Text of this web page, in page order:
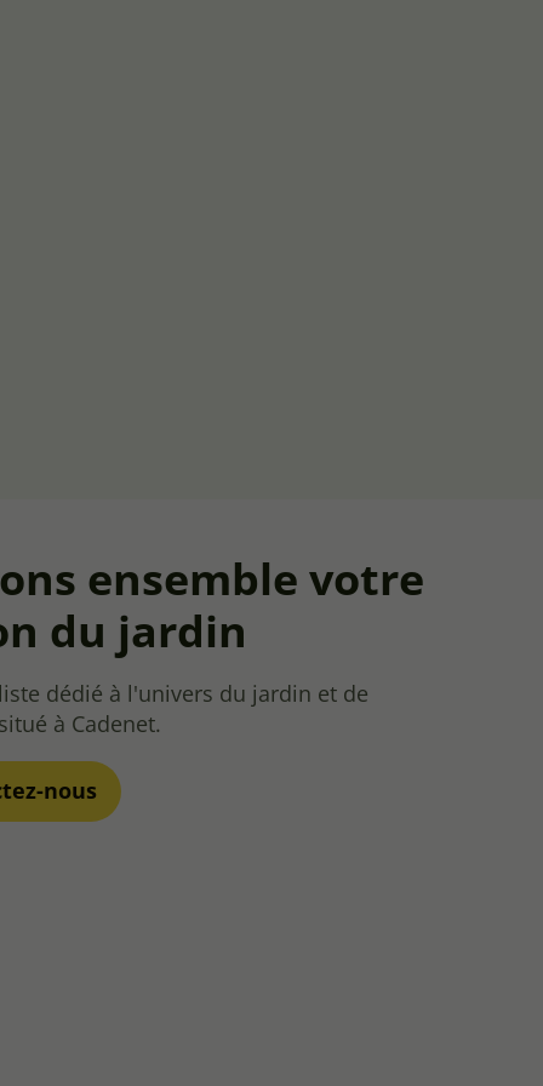
ensemble votre
du jardin
dédié à l'univers du jardin et de
à Cadenet.
nous